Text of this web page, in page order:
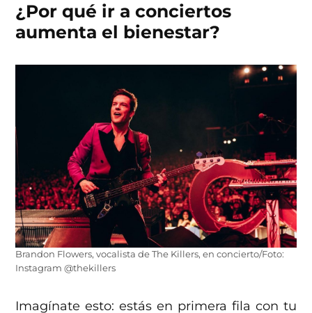
¿Por qué ir a conciertos
aumenta el bienestar?
Brandon Flowers, vocalista de The Killers, en concierto/Foto:
Instagram @thekillers
Imagínate esto: estás en primera fila con tu